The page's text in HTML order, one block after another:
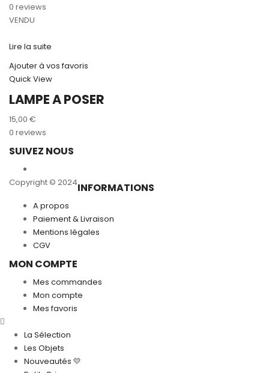
0 reviews
VENDU
Lire la suite
Ajouter à vos favoris
Quick View
LAMPE A POSER
15,00 €
0 reviews
SUIVEZ NOUS
Copyright © 2024INFORMATIONS
A propos
Paiement & Livraison
Mentions légales
CGV
MON COMPTE
Mes commandes
Mon compte
Mes favoris
La Sélection
Les Objets
Nouveautés 💛